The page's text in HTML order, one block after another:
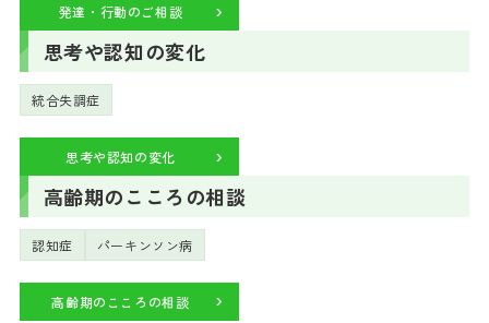
発達・行動のご相談
思考や認知の変化
統合失調症
思考や認知の変化
高齢期のこころの相談
認知症 パーキンソン病
高齢期のこころの相談